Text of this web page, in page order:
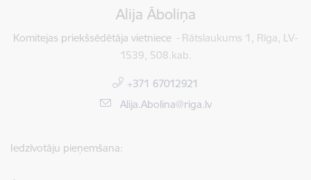
Alija Āboliņa
Komitejas priekšsēdētāja vietniece
Rātslaukums 1, Rīga, LV-
1539, 508.kab.
+371 67012921
E-pasts:
Alija.Abolina@riga.lv
Iedzīvotāju pieņemšana: